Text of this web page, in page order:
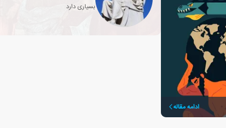
ادامه مقاله
بسیاری دارد